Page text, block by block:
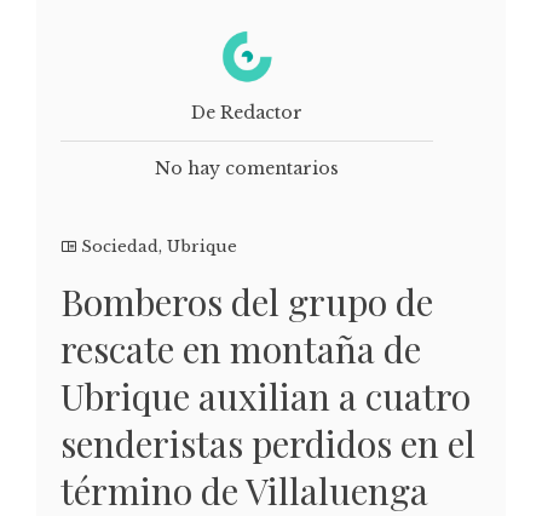
De Redactor
No hay comentarios
Sociedad, Ubrique
Bomberos del grupo de
rescate en montaña de
Ubrique auxilian a cuatro
senderistas perdidos en el
término de Villaluenga